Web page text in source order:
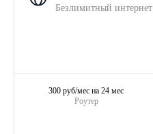
Безлимитный интернет
Роутер
300 руб/мес на 24 мес